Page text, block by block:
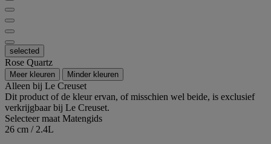
selected
Rose Quartz
Meer kleuren Minder kleuren
Alleen bij Le Creuset
Dit product of de kleur ervan, of misschien wel beide, is exclusief
verkrijgbaar bij Le Creuset.
Selecteer maatMatengids
26 cm / 2.4L